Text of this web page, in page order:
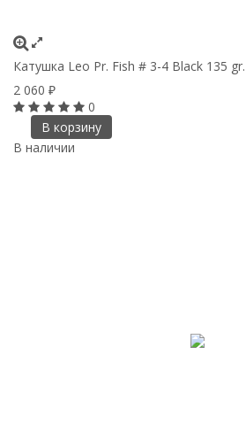
Катушка Leo Pr. Fish # 3-4 Black 135 gr.
2 060 ₽
0
В корзину
В наличии